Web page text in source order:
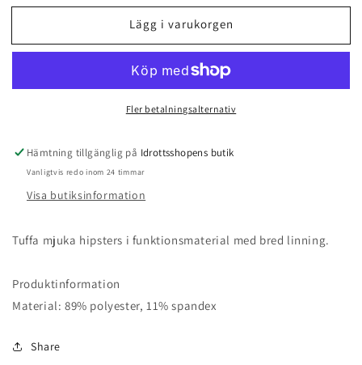
för
i
för
Hipsters
i
funktionsmaterial
Lägg i varukorgen
Fler betalningsalternativ
Hämtning tillgänglig på Idrottsshopens butik
Vanligtvis redo inom 24 timmar
Visa butiksinformation
Tuffa mjuka hipsters i funktionsmaterial med bred linning.
Produktinformation
Material: 89% polyester, 11% spandex
Share